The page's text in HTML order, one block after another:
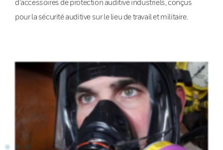
d’accessoires de protection auditive industriels, conçus
pour la sécurité auditive sur le lieu de travail et militaire.